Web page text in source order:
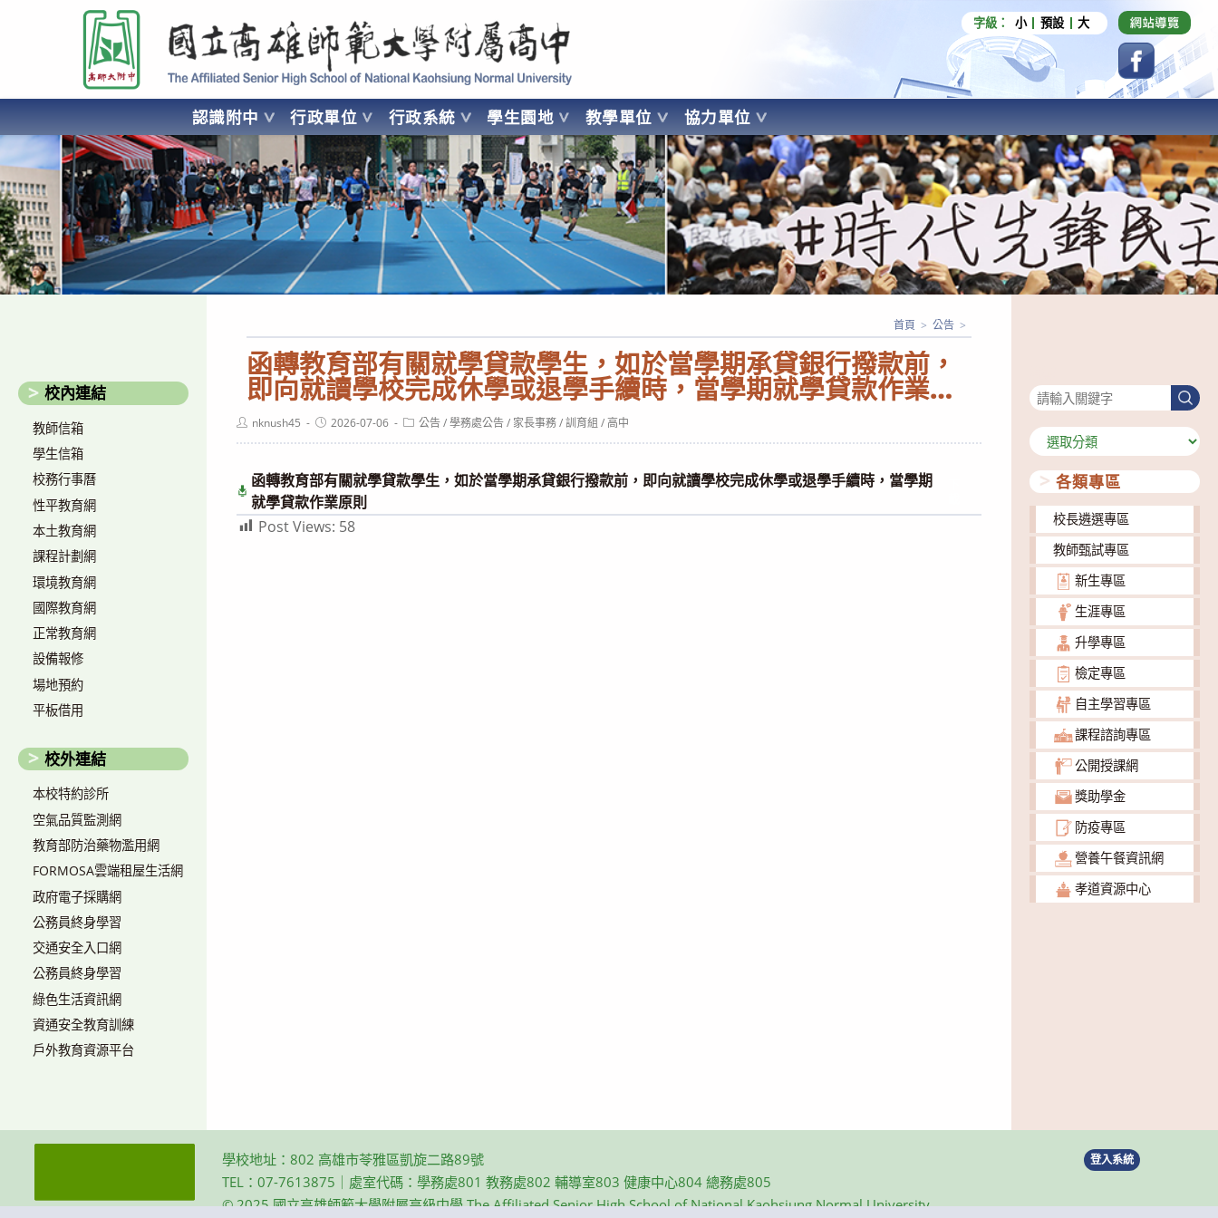
要
容
國立高雄師範大學附屬高級中學 Affiliated Senior High School of National Kaohsiung Normal University
字級： 小 預設 大
認識附中 行政單位 行政系統 學生園地 教學單位 協力單位
AFFILIATED SENIOR HIGH SCHOOL OF NATIONAL KAOHSIUNG NORMAL UNIVERSITY
函轉教育部有關就學貸款學生，如於當學期承貸銀行撥款前，
即向就讀學校完成休學或退學手續時，當學期就學貸款作業原
則
首頁 > 公告 >
Postnknush45
Post2026-07-06
Post公告 / 學務處公告 / 家長事務 / 訓育組 / 高中
函轉教育部有關就學貸款學生，如於當學期承貸銀行撥款前，即向就讀學校完成休學或退學手續時，當學期
就學貸款作業原則
Post Views: 58
校內連結
教師信箱
學生信箱
校務行事曆
性平教育網
本土教育網
課程計劃網
環境教育網
國際教育網
正常教育網
設備報修
場地預約
平板借用
校外連結
本校特約診所
空氣品質監測網
教育部防治藥物濫用網
FORMOSA雲端租屋生活網
政府電子採購網
公務員終身學習
交通安全入口網
公務員終身學習
綠色生活資訊網
資通安全教育訓練
戶外教育資源平台
搜
尋
分
類
各類專區
校長遴選專區
教師甄試專區
新生專區
生涯專區
升學專區
檢定專區
自主學習專區
課程諮詢專區
公開授課網
獎助學金
防疫專區
營養午餐資訊網
孝道資源中心
學校地址：802 高雄市苓雅區凱旋二路89號
TEL：07-7613875｜處室代碼：學務處801 教務處802 輔導室803 健康中心804 總務處805
© 2025 國立高雄師範大學附屬高級中學 The Affiliated Senior High School of National Kaohsiung Normal University
登入系統